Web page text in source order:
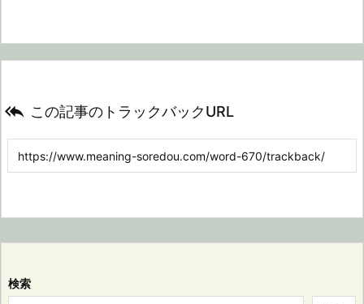
 この記事のトラックバックURL
検索